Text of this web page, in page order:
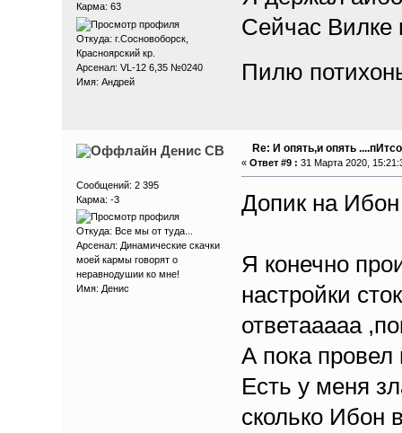
Карма: 63
Откуда: г.Сосновоборск,
Красноярский кр.
Арсенал: VL-12 6,35 №0240
Имя: Андрей
Сейчас Вилке
Пилю
Денис СВ
Сообщений: 2 395
Карма: -3
Откуда: Все мы от туда...
Арсенал: Динамические скачки
моей кармы говорят о
неравнодушии ко мне!
Имя: Денис
Re: И опять,и опять
« Ответ #9 : 31 Марта 2020,
Допик на
Я конечно
настройки
ответааааа
А пока провел
Есть у меня
сколько Ибон